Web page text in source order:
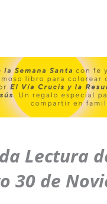
Lectura
30 de